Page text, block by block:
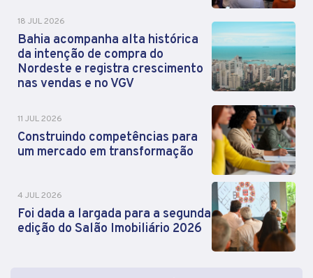
18 JUL 2026
Bahia acompanha alta histórica
da intenção de compra do
Nordeste e registra crescimento
nas vendas e no VGV
11 JUL 2026
Construindo competências para
um mercado em transformação
4 JUL 2026
Foi dada a largada para a segunda
edição do Salão Imobiliário 2026